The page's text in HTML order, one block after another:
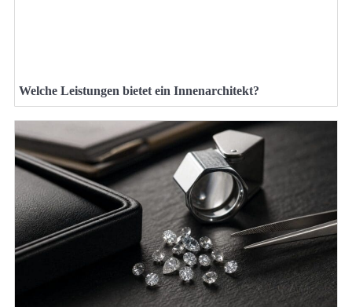
Welche Leistungen bietet ein Innenarchitekt?